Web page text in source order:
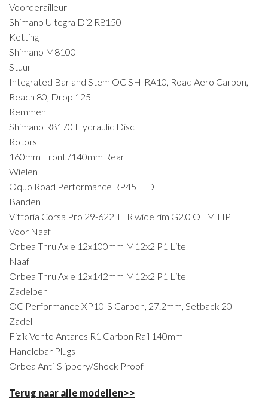
Voorderailleur
Shimano Ultegra Di2 R8150
Ketting
Shimano M8100
Stuur
Integrated Bar and Stem OC SH-RA10, Road Aero Carbon,
Reach 80, Drop 125
Remmen
Shimano R8170 Hydraulic Disc
Rotors
160mm Front /140mm Rear
Wielen
Oquo Road Performance RP45LTD
Banden
Vittoria Corsa Pro 29-622 TLR wide rim G2.0 OEM HP
Voor Naaf
Orbea Thru Axle 12x100mm M12x2 P1 Lite
Naaf
Orbea Thru Axle 12x142mm M12x2 P1 Lite
Zadelpen
OC Performance XP10-S Carbon, 27.2mm, Setback 20
Zadel
Fizik Vento Antares R1 Carbon Rail 140mm
Handlebar Plugs
Orbea Anti-Slippery/Shock Proof
Terug naar alle modellen>>